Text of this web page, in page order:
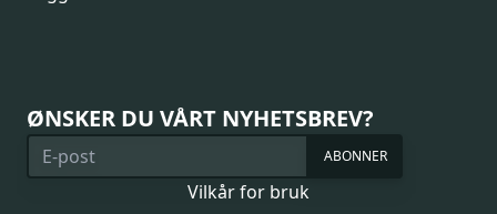
ØNSKER DU VÅRT NYHETSBREV?
ABONNER
Vilkår for bruk